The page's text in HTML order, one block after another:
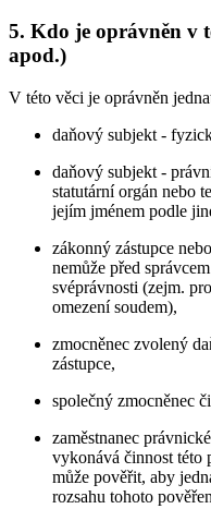
5. Kdo je oprávněn v
apod.)
V této věci je oprávněn
daňový subjekt -
daňový subjekt -
statutární orgán nebo
jejím jménem podle
zákonný zástupce
nemůže před
svéprávnosti (zejm.
omezení soudem),
zmocněnec zvolený
zástupce,
společný zmocněnec
zaměstnanec
vykonává činnost této
může pověřit, aby
rozsahu tohoto